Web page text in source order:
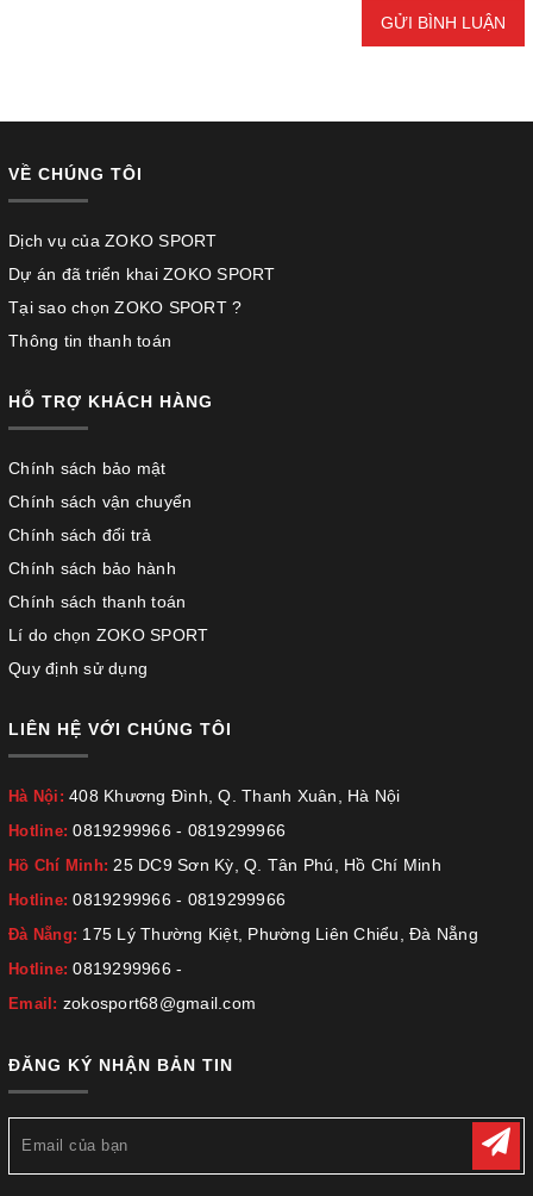
GỬI BÌNH LUẬN
VỀ CHÚNG TÔI
Dịch vụ của ZOKO SPORT
Dự án đã triển khai ZOKO SPORT
Tại sao chọn ZOKO SPORT ?
Thông tin thanh toán
HỖ TRỢ KHÁCH HÀNG
Chính sách bảo mật
Chính sách vận chuyển
Chính sách đổi trả
Chính sách bảo hành
Chính sách thanh toán
Lí do chọn ZOKO SPORT
Quy định sử dụng
LIÊN HỆ VỚI CHÚNG TÔI
Hà Nội: 408 Khương Đình, Q. Thanh Xuân, Hà Nội
Hotline:0819299966 - 0819299966
Hồ Chí Minh: 25 DC9 Sơn Kỳ, Q. Tân Phú, Hồ Chí Minh
Hotline:0819299966 - 0819299966
Đà Nẵng: 175 Lý Thường Kiệt, Phường Liên Chiểu, Đà Nẵng
Hotline:0819299966 -
Email: zokosport68@gmail.com
ĐĂNG KÝ NHẬN BẢN TIN